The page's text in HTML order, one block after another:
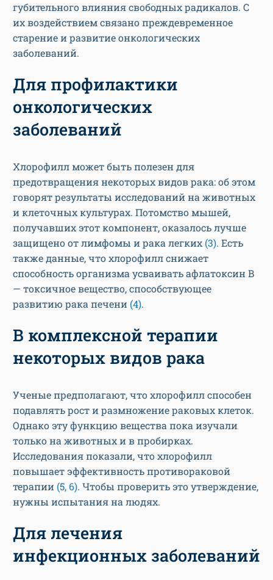
губительного влияния свободных радикалов. С
их воздействием связано преждевременное
старение и развитие онкологических
заболеваний.
Для профилактики
онкологических
заболеваний
Хлорофилл может быть полезен для
предотвращения некоторых видов рака: об этом
говорят результаты исследований на животных
и клеточных культурах. Потомство мышей,
получавших этот компонент, оказалось лучше
защищено от лимфомы и рака легких (3). Есть
также данные, что хлорофилл снижает
способность организма усваивать афлатоксин B
— токсичное вещество, способствующее
развитию рака печени (4).
В комплексной терапии
некоторых видов рака
Ученые предполагают, что хлорофилл способен
подавлять рост и размножение раковых клеток.
Однако эту функцию вещества пока изучали
только на животных и в пробирках.
Исследования показали, что хлорофилл
повышает эффективность противораковой
терапии (5, 6). Чтобы проверить это утверждение,
нужны испытания на людях.
Для лечения
инфекционных заболеваний